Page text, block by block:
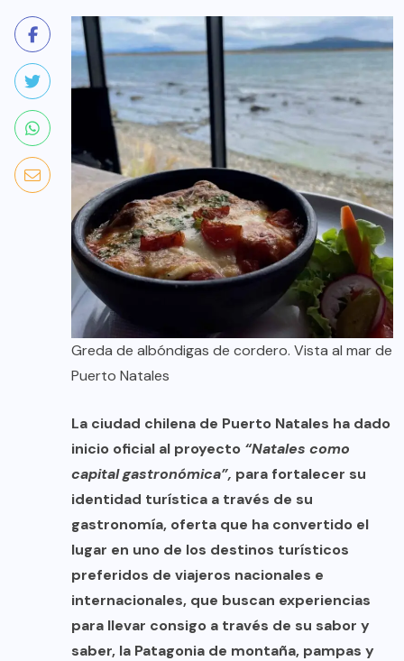
Greda de albóndigas de cordero. Vista al mar de
Puerto Natales
La ciudad chilena de Puerto Natales ha dado
inicio oficial al proyecto “Natales como
capital gastronómica”, para fortalecer su
identidad turística a través de su
gastronomía, oferta que ha convertido el
lugar en uno de los destinos turísticos
preferidos de viajeros nacionales e
internacionales, que buscan experiencias
para llevar consigo a través de su sabor y
saber, la Patagonia de montaña, pampas y